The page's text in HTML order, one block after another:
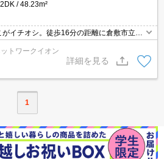
2DK 48.23m²
がイチオシ。徒歩16分の距離に倉敷市立玉
。収納はシューズボックス・押入など豊
整理がしやすく便利です。閑静な住宅地
ロが付いています。
トワークイオン
詳細を見る
1